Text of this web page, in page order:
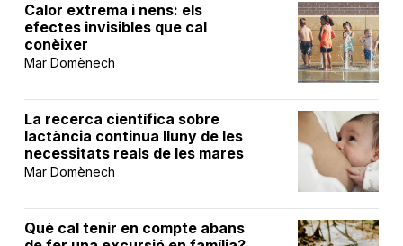
Calor extrema i nens: els
efectes invisibles que cal
conèixer
Mar Domènech
La recerca científica sobre
lactància continua lluny de les
necessitats reals de les mares
Mar Domènech
Què cal tenir en compte abans